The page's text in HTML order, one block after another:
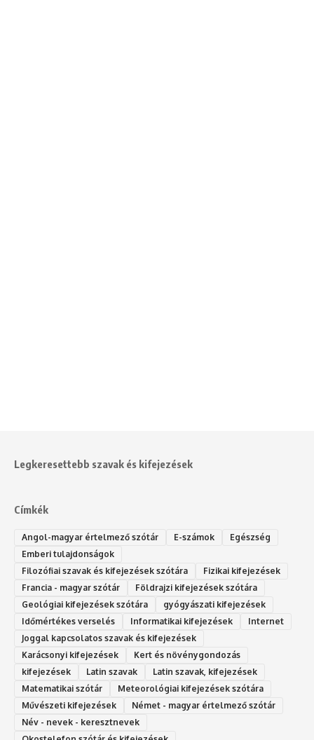
Legkeresettebb szavak és kifejezések
Címkék
Angol-magyar értelmező szótár E-számok
Egészség
Emberi tulajdonságok
Filozófiai szavak és kifejezések szótára
Fizikai kifejezések
Francia - magyar szótár
Földrajzi kifejezések szótára
Geológiai kifejezések szótára
gyógyászati kifejezések
Időmértékes verselés
Informatikai kifejezések
Internet
Joggal kapcsolatos szavak és kifejezések
Karácsonyi kifejezések
Kert és növénygondozás
kifejezések
Latin szavak
Latin szavak, kifejezések
Matematikai szótár
Meteorológiai kifejezések szótára
Művészeti kifejezések
Német - magyar értelmező szótár
Név - nevek - keresztnevek